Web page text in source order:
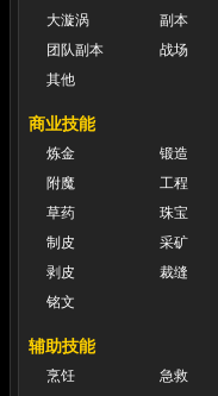
大漩涡
副本
团队副本
战场
其他
商业技能
炼金
锻造
附魔
工程
草药
珠宝
制皮
采矿
剥皮
裁缝
铭文
辅助技能
烹饪
急救